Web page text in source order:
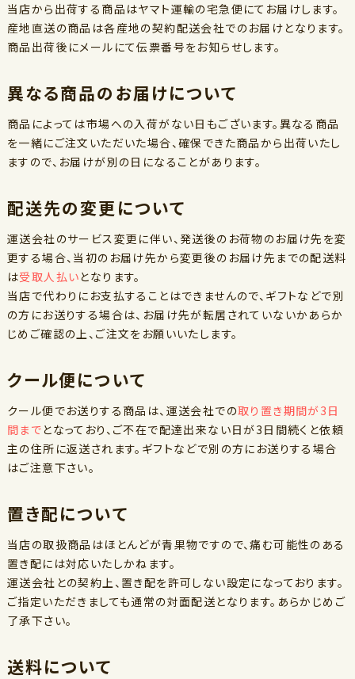
当店から出荷する商品はヤマト運輸の宅急便にてお届けします。
産地直送の商品は各産地の契約配送会社でのお届けとなります。
商品出荷後にメールにて伝票番号をお知らせします。
異なる商品のお届けについて
商品によっては市場への入荷がない日もございます。異なる商品
を一緒にご注文いただいた場合、確保できた商品から出荷いたし
ますので、お届けが別の日になることがあります。
配送先の変更について
運送会社のサービス変更に伴い、発送後のお荷物のお届け先を変
更する場合、当初のお届け先から変更後のお届け先までの配送料
は受取人払いとなります。
当店で代わりにお支払することはできませんので、ギフトなどで別
の方にお送りする場合は、お届け先が転居されていないかあらか
じめご確認の上、ご注文をお願いいたします。
クール便について
クール便でお送りする商品は、運送会社での取り置き期間が3日
間までとなっており、ご不在で配達出来ない日が3日間続くと依頼
主の住所に返送されます。ギフトなどで別の方にお送りする場合
はご注意下さい。
置き配について
当店の取扱商品はほとんどが青果物ですので、痛む可能性のある
置き配には対応いたしかねます。
運送会社との契約上、置き配を許可しない設定になっております。
ご指定いただきましても通常の対面配送となります。あらかじめご
了承下さい。
送料について